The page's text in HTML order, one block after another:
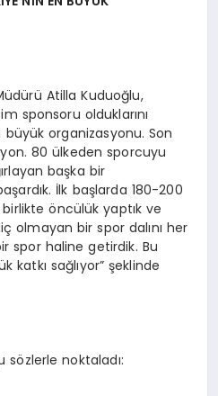
Atilla Kuduoğlu,
sponsoru olduklarını
büyük organizasyonu. Son
80 ülkeden sporcuyu
başka bir
İlk başlarda 180-200
öncülük yaptık ve
olmayan bir spor dalını her
spor haline getirdik. Bu
katkı sağlıyor” şeklinde
sözlerle noktaladı: